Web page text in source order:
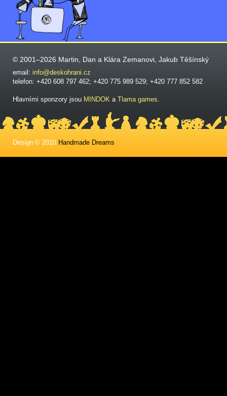
© 2001–2026 Martin, Dan a Klára Zemanovi, Jakub Těšínský
email: info@deskohrani.cz
telefon: +420 608 797 462; +420 775 989 529; +420 777 852 582
Hlavními sponzory jsou MINDOK a Tlama games.
Design © 2010 Handmade Dreams